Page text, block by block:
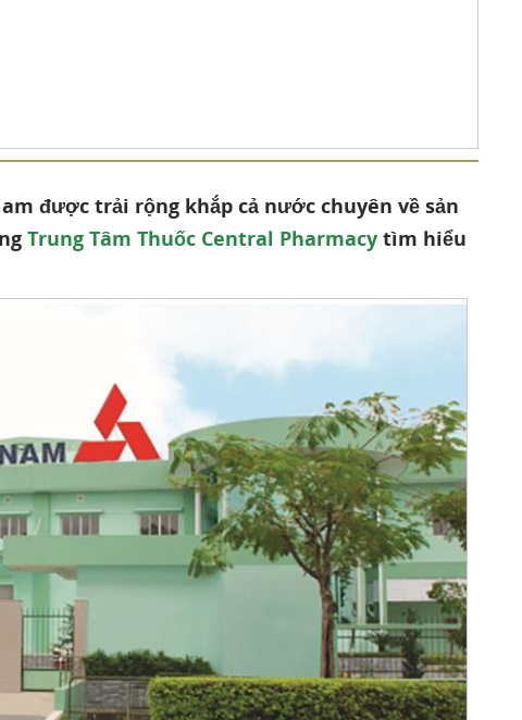
được trải rộng khắp cả nước chuyên về sản
Trung Tâm Thuốc Central Pharmacytìm hiểu